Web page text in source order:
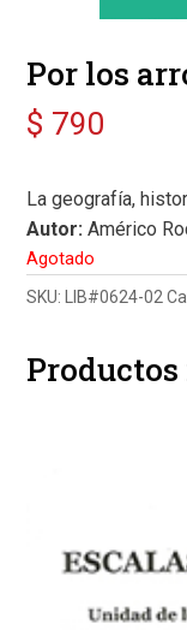
Por los
$ 790
La geografía,
Autor: Américo
Agotado
SKU: LIB#0624-02